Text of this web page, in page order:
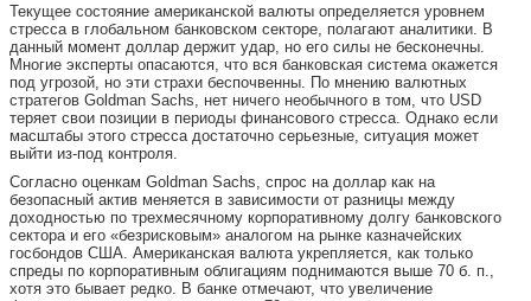
Текущее состояние американской валюты определяется уровнем
стресса в глобальном банковском секторе, полагают аналитики. В
данный момент доллар держит удар, но его силы не бесконечны.
Многие эксперты опасаются, что вся банковская система окажется
под угрозой, но эти страхи беспочвенны. По мнению валютных
стратегов Goldman Sachs, нет ничего необычного в том, что USD
теряет свои позиции в периоды финансового стресса. Однако если
масштабы этого стресса достаточно серьезные, ситуация может
выйти из-под контроля.
Согласно оценкам Goldman Sachs, спрос на доллар как на
безопасный актив меняется в зависимости от разницы между
доходностью по трехмесячному корпоративному долгу банковского
сектора и его «безрисковым» аналогом на рынке казначейских
госбондов США. Американская валюта укрепляется, как только
спреды по корпоративным облигациям поднимаются выше 70 б. п.,
хотя это бывает редко. В банке отмечают, что увеличение